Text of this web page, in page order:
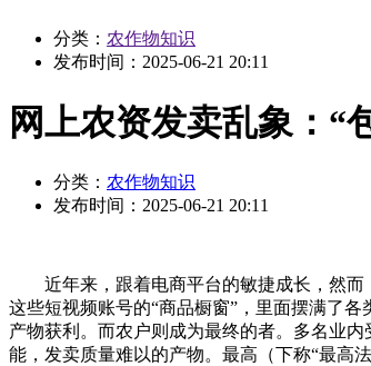
分类： 农作物知识
发布时间： 2025-06-21 20:11
网上农资发卖乱象：“
分类： 农作物知识
发布时间： 2025-06-21 20:11
近年来，跟着电商平台的敏捷成长，然而，
这些短视频账号的“商品橱窗”，里面摆满了
产物获利。而农户则成为最终的者。多名业
能，发卖质量难以的产物。最高（下称“最高